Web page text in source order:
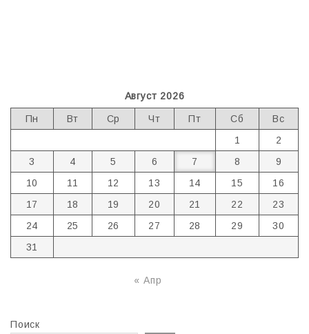
Август 2026
Пн Вт Ср Чт Пт Сб
Вс
1
2
3
4 5 6 7 8
9
10
11 12 13 14 15
16
17
18 19 20 21 22
23
24
25 26 27 28 29
30
31
« Апр
Поиск